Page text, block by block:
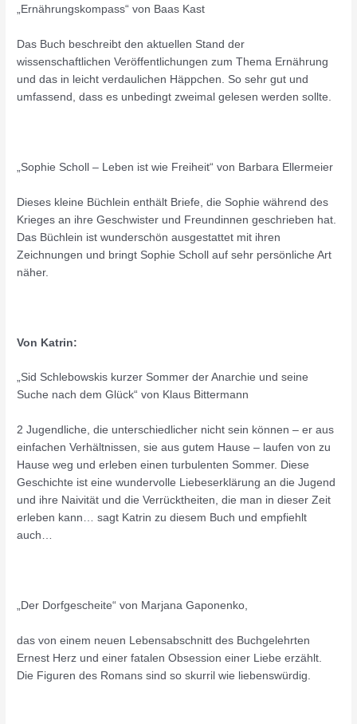
„Ernährungskompass“ von Baas Kast
Das Buch beschreibt den aktuellen Stand der
wissenschaftlichen Veröffentlichungen zum Thema Ernährung
und das in leicht verdaulichen Häppchen. So sehr gut und
umfassend, dass es unbedingt zweimal gelesen werden sollte.
„Sophie Scholl – Leben ist wie Freiheit“ von Barbara Ellermeier
Dieses kleine Büchlein enthält Briefe, die Sophie während des
Krieges an ihre Geschwister und Freundinnen geschrieben hat.
Das Büchlein ist wunderschön ausgestattet mit ihren
Zeichnungen und bringt Sophie Scholl auf sehr persönliche Art
näher.
Von Katrin:
„Sid Schlebowskis kurzer Sommer der Anarchie und seine
Suche nach dem Glück“ von Klaus Bittermann
2 Jugendliche, die unterschiedlicher nicht sein können – er aus
einfachen Verhältnissen, sie aus gutem Hause – laufen von zu
Hause weg und erleben einen turbulenten Sommer. Diese
Geschichte ist eine wundervolle Liebeserklärung an die Jugend
und ihre Naivität und die Verrücktheiten, die man in dieser Zeit
erleben kann… sagt Katrin zu diesem Buch und empfiehlt
auch…
„Der Dorfgescheite“ von Marjana Gaponenko,
das von einem neuen Lebensabschnitt des Buchgelehrten
Ernest Herz und einer fatalen Obsession einer Liebe erzählt.
Die Figuren des Romans sind so skurril wie liebenswürdig.